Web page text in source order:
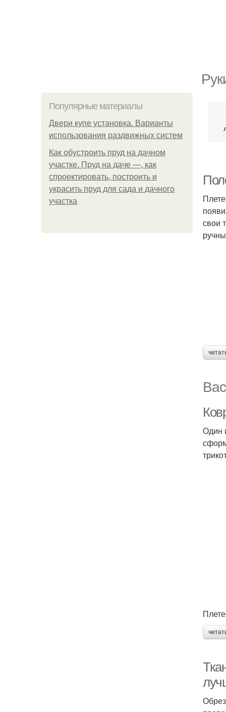
Популярные материалы
Двери купе установка. Варианты
использования раздвижных систем
Как обустроить пруд на дачном
участке. Пруд на даче —, как
спроектировать, построить и
украсить пруд для сада и дачного
участка
свои
Один